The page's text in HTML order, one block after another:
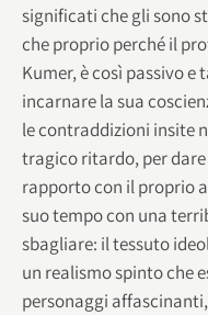
significati che gli sono
che proprio perché il
Kumer, è così passivo
incarnare la sua
le contraddizioni insite
tragico ritardo, per
rapporto con il proprio
suo tempo con una
sbagliare: il tessuto
un realismo spinto che
personaggi